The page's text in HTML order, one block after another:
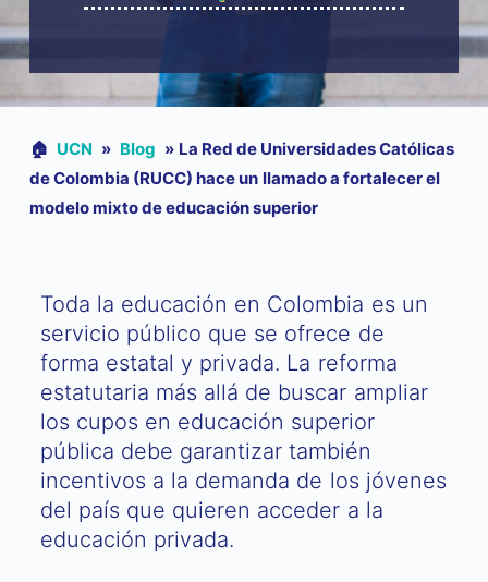
🏠︎ UCN » Blog » La Red de Universidades Católicas
de Colombia (RUCC) hace un llamado a fortalecer el
modelo mixto de educación superior
Toda la educación en Colombia es un
servicio público que se ofrece de
forma estatal y privada. La reforma
estatutaria más allá de buscar ampliar
los cupos en educación superior
pública debe garantizar también
incentivos a la demanda de los jóvenes
del país que quieren acceder a la
educación privada.